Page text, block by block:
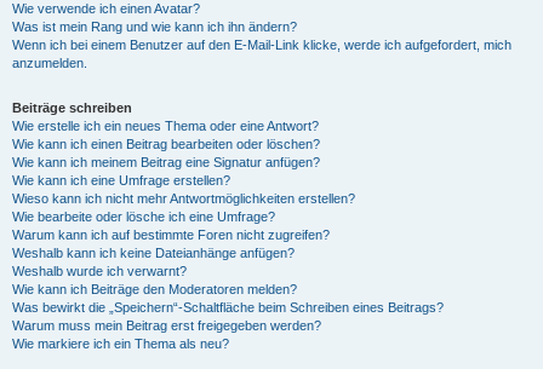
Wie verwende ich einen Avatar?
Was ist mein Rang und wie kann ich ihn ändern?
Wenn ich bei einem Benutzer auf den E-Mail-Link klicke, werde ich aufgefordert, mich
anzumelden.
Beiträge schreiben
Wie erstelle ich ein neues Thema oder eine Antwort?
Wie kann ich einen Beitrag bearbeiten oder löschen?
Wie kann ich meinem Beitrag eine Signatur anfügen?
Wie kann ich eine Umfrage erstellen?
Wieso kann ich nicht mehr Antwortmöglichkeiten erstellen?
Wie bearbeite oder lösche ich eine Umfrage?
Warum kann ich auf bestimmte Foren nicht zugreifen?
Weshalb kann ich keine Dateianhänge anfügen?
Weshalb wurde ich verwarnt?
Wie kann ich Beiträge den Moderatoren melden?
Was bewirkt die „Speichern“-Schaltfläche beim Schreiben eines Beitrags?
Warum muss mein Beitrag erst freigegeben werden?
Wie markiere ich ein Thema als neu?